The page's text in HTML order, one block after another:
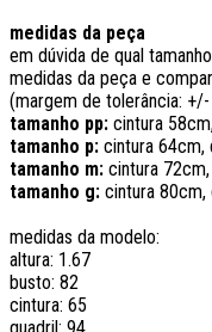
medidas da peça
em dúvida de qual
medidas da peça e
(margem de tolerância:
tamanho pp: cintura
tamanho p: cintura 64cm,
tamanho m: cintura
tamanho g: cintura
medidas da modelo:
altura: 1.67
busto: 82
cintura: 65
quadril: 94